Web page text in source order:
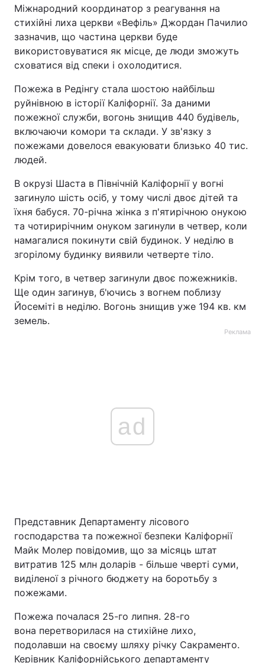
Послуги
Тема оформлення
Міжнародний координатор з реагування на
стихійні лиха церкви «Вефіль» Джордан Пачилио
зазначив, що частина церкви буде
використовуватися як місце, де люди зможуть
сховатися від спеки і охолодитися.
Пожежа в Редінгу стала шостою найбільш
руйнівною в історії Каліфорнії. За даними
пожежної служби, вогонь знищив 440 будівель,
включаючи комори та склади. У зв'язку з
пожежами довелося евакуювати близько 40 тис.
людей.
В окрузі Шаста в Північній Каліфорнії у вогні
загинуло шість осіб, у тому числі двоє дітей та
їхня бабуся. 70-річна жінка з п'ятирічною онукою
та чотирирічним онуком загинули в четвер, коли
намагалися покинути свій будинок. У неділю в
згорілому будинку виявили четверте тіло.
Крім того, в четвер загинули двоє пожежників.
Ще один загинув, б'ючись з вогнем поблизу
Йосеміті в неділю. Вогонь знищив уже 194 кв. км
земель.
Реклама
ad
Представник Департаменту лісового
господарства та пожежної безпеки Каліфорнії
Майк Молер повідомив, що за місяць штат
витратив 125 млн доларів - більше чверті суми,
виділеної з річного бюджету на боротьбу з
пожежами.
Пожежа почалася 25-го липня. 28-го
вона перетворилася на стихійне лихо,
подолавши на своєму шляху річку Сакраменто.
Керівник Каліфорнійського департаменту